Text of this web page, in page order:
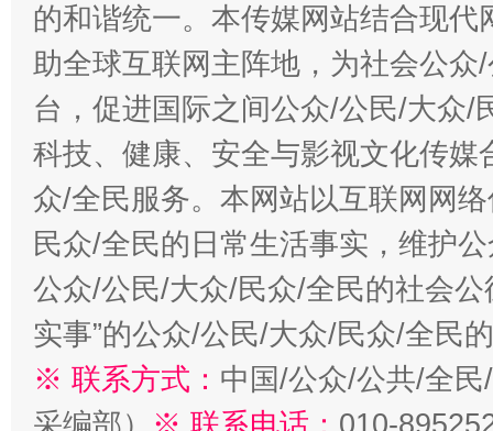
的和谐统一。本传媒网站结合现
助全球互联网主阵地，为社会公
台，促进国际之间公众/公民/大众/
科技、健康、安全与影视文化传
众/全民服务。本网站以互联网网
民众/全民的日常生活事实，维护
公众/公民/大众/民众/全民的社会公
实事”的公众/公民/大众/民众/全民
※ 联系方式： 中国/公众/公共/全
采编部） ※ 联系电话： 010-